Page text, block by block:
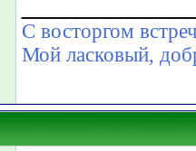
С восторгом
Мой ласковый,